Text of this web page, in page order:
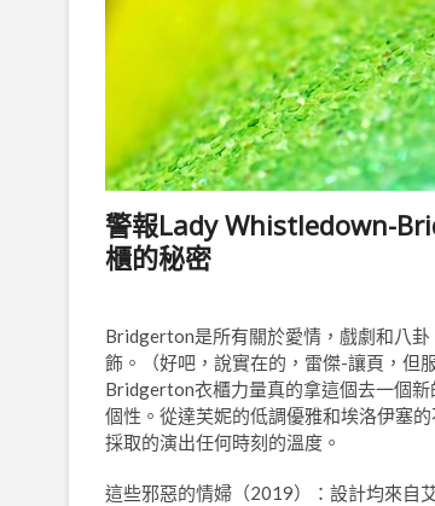
警報Lady Whistledown-
櫃的秘密
Bridgerton是所有關於愛情，戲劇和八
飾。（好吧，說實在的，雷傑-讓頁，但
Bridgerton衣櫃力量真的拿這個去一個
個性。從達芙妮的低調優雅和埃洛伊塞
採取的演出任何時刻的溫度。
這些邪惡的情婦（2019）：設計均來自